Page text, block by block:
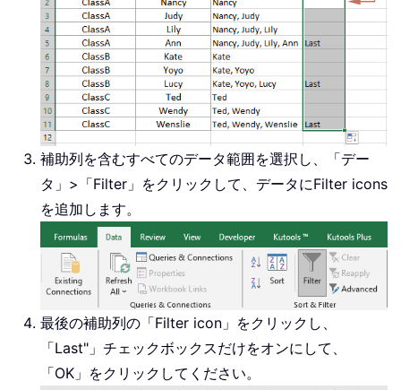
補助列を含むすべてのデータ範囲を選択し、「デー
タ」>「Filter 」をクリックして、データにFilter icons
を追加します。
最後の補助列の 「Filter icon」 をクリックし、
「Last" 」チェックボックスだけをオンにして、
「OK」をクリックしてください。